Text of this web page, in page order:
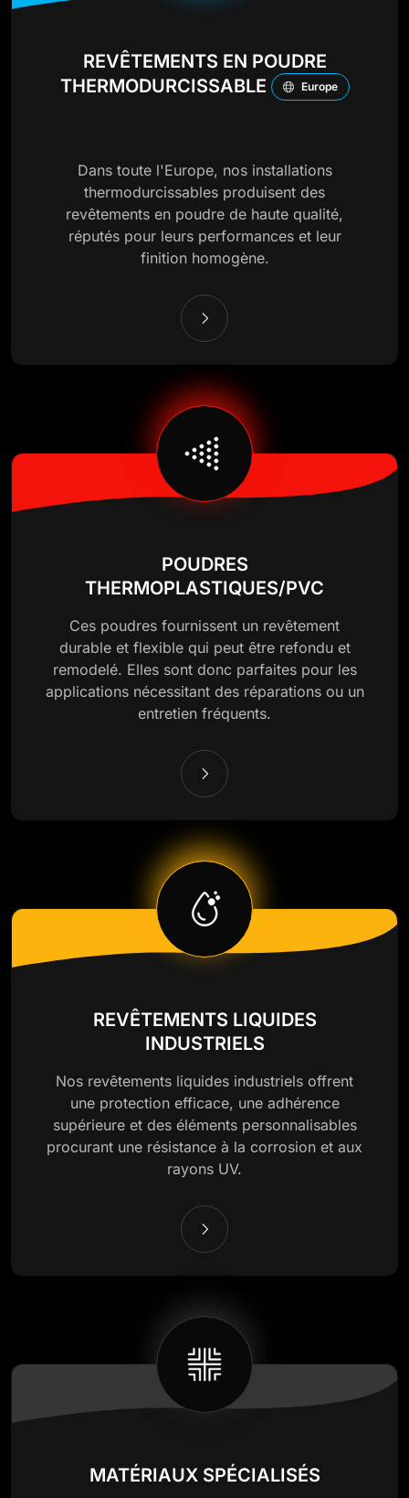
REVÊTEMENTS EN POUDRE
THERMODURCISSABLE
Europe
Dans toute l'Europe, nos installations
thermodurcissables produisent des
revêtements en poudre de haute qualité,
réputés pour leurs performances et leur
finition homogène.
POUDRES
THERMOPLASTIQUES/PVC
Ces poudres fournissent un revêtement
durable et flexible qui peut être refondu et
remodelé. Elles sont donc parfaites pour les
applications nécessitant des réparations ou un
entretien fréquents.
REVÊTEMENTS LIQUIDES
INDUSTRIELS
Nos revêtements liquides industriels offrent
une protection efficace, une adhérence
supérieure et des éléments personnalisables
procurant une résistance à la corrosion et aux
rayons UV.
MATÉRIAUX SPÉCIALISÉS